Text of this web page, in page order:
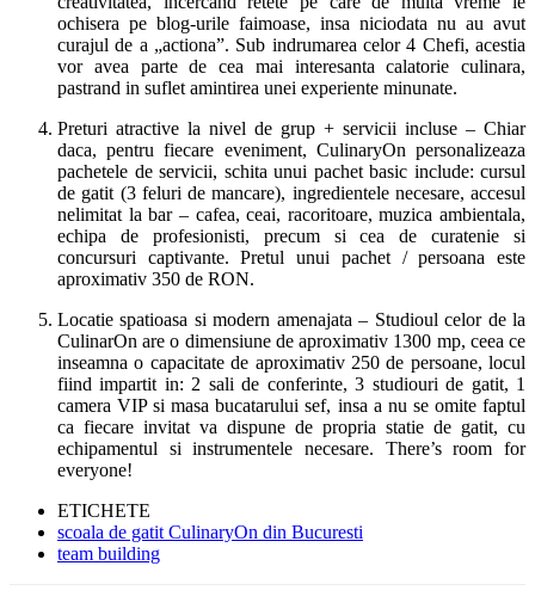
ochisera pe blog-urile faimoase, insa niciodata nu au avut
curajul de a „actiona”. Sub indrumarea celor 4 Chefi, acestia
vor avea parte de cea mai interesanta calatorie culinara,
pastrand in suflet amintirea unei experiente minunate.
Preturi atractive la nivel de grup + servicii incluse – Chiar
daca, pentru fiecare eveniment, CulinaryOn personalizeaza
pachetele de servicii, schita unui pachet basic include: cursul
de gatit (3 feluri de mancare), ingredientele necesare, accesul
nelimitat la bar – cafea, ceai, racoritoare, muzica ambientala,
echipa de profesionisti, precum si cea de curatenie si
concursuri captivante. Pretul unui pachet / persoana este
aproximativ 350 de RON.
Locatie spatioasa si modern amenajata – Studioul celor de la
CulinarOn are o dimensiune de aproximativ 1300 mp, ceea ce
inseamna o capacitate de aproximativ 250 de persoane, locul
fiind impartit in: 2 sali de conferinte, 3 studiouri de gatit, 1
camera VIP si masa bucatarului sef, insa a nu se omite faptul
ca fiecare invitat va dispune de propria statie de gatit, cu
echipamentul si instrumentele necesare. There’s room for
everyone!
ETICHETE
scoala de gatit CulinaryOn din Bucuresti
team building